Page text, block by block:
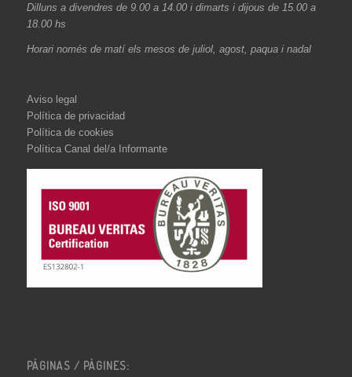
Dilluns a divendres de 9.00 a 14.00 i dimarts i dijous de 15.00 a
18.00 hs
Horari només de matí els mesos de juliol, agost, paqua i nadal
Aviso legal
Política de privacidad
Política de cookies
Política Canal del/a Informante
PÁGINAS / PÀGINES: